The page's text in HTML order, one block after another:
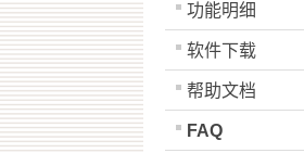
功能明细
软件下载
帮助文档
FAQ